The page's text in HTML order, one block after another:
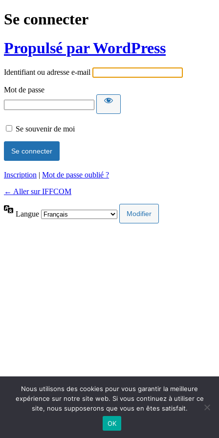
Se connecter
Propulsé par WordPress
Identifiant ou adresse e-mail
Mot de passe
Se souvenir de moi
Inscription | Mot de passe oublié ?
← Aller sur IFFCOM
Langue
Nous utilisons des cookies pour vous garantir la meilleure
expérience sur notre site web. Si vous continuez à utiliser ce
site, nous supposerons que vous en êtes satisfait.
OK